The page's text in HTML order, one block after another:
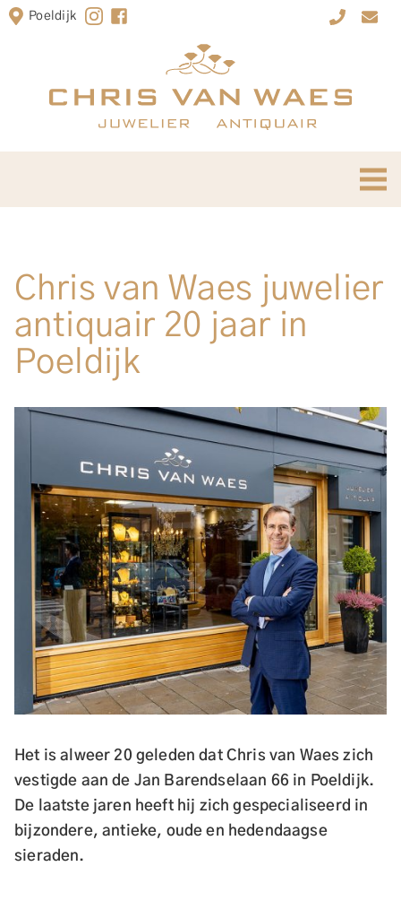
Poeldijk
Chris van Waes juwelier
antiquair 20 jaar in
Poeldijk
Het is alweer 20 geleden dat Chris van Waes zich
vestigde aan de Jan Barendselaan 66 in Poeldijk.
De laatste jaren heeft hij zich gespecialiseerd in
bijzondere, antieke, oude en hedendaagse
sieraden.